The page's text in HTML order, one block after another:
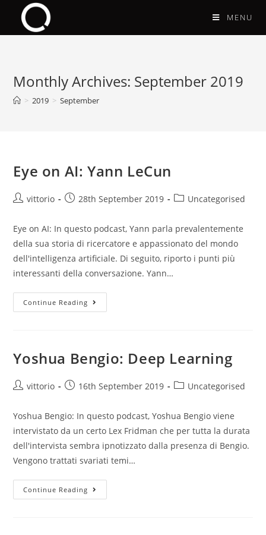
MENU
Monthly Archives: September 2019
> 2019 > September
Eye on AI: Yann LeCun
vittorio 28th September 2019 Uncategorised
Eye on AI: In questo podcast, Yann parla prevalentemente
della sua storia di ricercatore e appassionato del mondo
dell'intelligenza artificiale. Di seguito, riporto i punti più
interessanti della conversazione. Yann…
Continue Reading
Yoshua Bengio: Deep Learning
vittorio 16th September 2019 Uncategorised
Yoshua Bengio: In questo podcast, Yoshua Bengio viene
intervistato da un certo Lex Fridman che per tutta la durata
dell'intervista sembra ipnotizzato dalla presenza di Bengio.
Vengono trattati svariati temi…
Continue Reading